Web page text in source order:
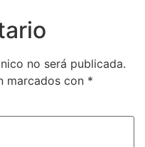
no será publicada.
marcados con *